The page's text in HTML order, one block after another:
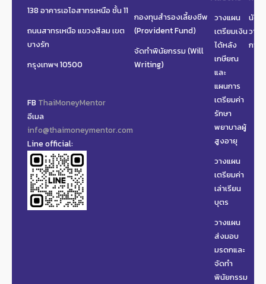
กองทุนสำรองเลี้ยงชีพ
(Provident Fund)
จัดทำพินัยกรรม (Will
Writing)
วางแผน
เตรียมเงิน
ได้หลัง
เกษียณ
และ
แผนการ
เตรียมค่า
รักษา
พยาบาลผู้
สูงอายุ
วางแผน
เตรียมค่า
เล่าเรียน
บุตร
วางแผน
ส่งมอบ
มรดกและ
จัดทำ
พินัยกรรม
นัด
วาง
การ
138 อาคารเอไอสาทรเหนือ ชั้น 11
ถนนสาทรเหนือ แขวงสีลม เขต
บางรัก
กรุงเทพฯ 10500
FB ThaiMoneyMentor
อีเมล
info@thaimoneymentor.com
Line official: